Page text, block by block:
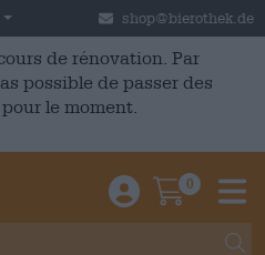
France shop@bierothek.de
de rénovation. Par
possible de passer des
le moment.
Einloggen /
0